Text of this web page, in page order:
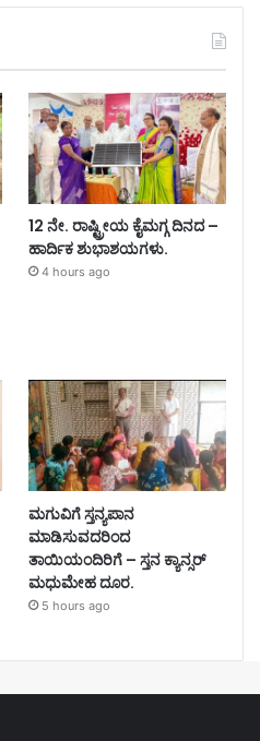
12 ನೇ. ರಾಷ್ಟ್ರೀಯ ಕೈಮಗ್ಗ ದಿನದ –
ಹಾರ್ದಿಕ ಶುಭಾಶಯಗಳು.
4 hours ago
ಮಗುವಿಗೆ ಸ್ತನ್ಯಪಾನ
ಮಾಡಿಸುವದರಿಂದ
ತಾಯಿಯಂದಿರಿಗೆ – ಸ್ತನ ಕ್ಯಾನ್ಸರ್
ಮಧುಮೇಹ ದೂರ.
5 hours ago